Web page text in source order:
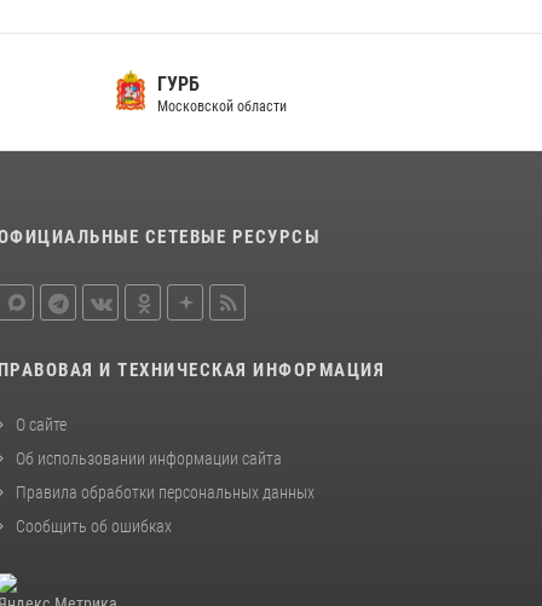
ГУРБ
Московской области
СЕТЕВЫЕ РЕСУРСЫ
ПРАВОВАЯ И ТЕХНИЧЕСКАЯ ИНФОРМАЦИЯ
О сайте
Об использовании информации сайта
Правила обработки персональных данных
Сообщить об ошибках